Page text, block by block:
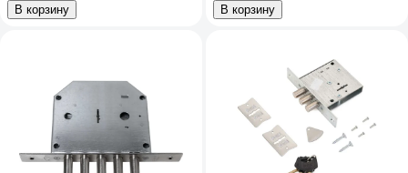
В корзину В корзину